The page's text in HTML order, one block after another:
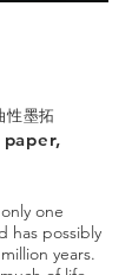
性墨拓
one
has possibly
years.